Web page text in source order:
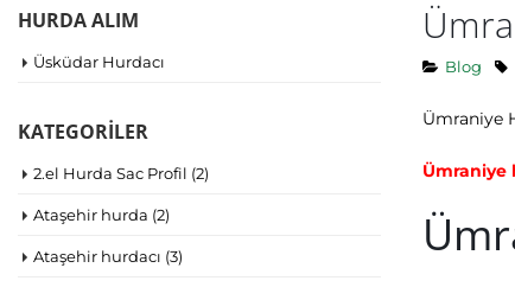
Blog
Ümraniye
Ümraniye
HURDA ALIM
Üsküdar Hurdacı
KATEGORILER
2.el Hurda Sac Profil (2)
Ataşehir hurda (2)
Ataşehir hurdacı (3)